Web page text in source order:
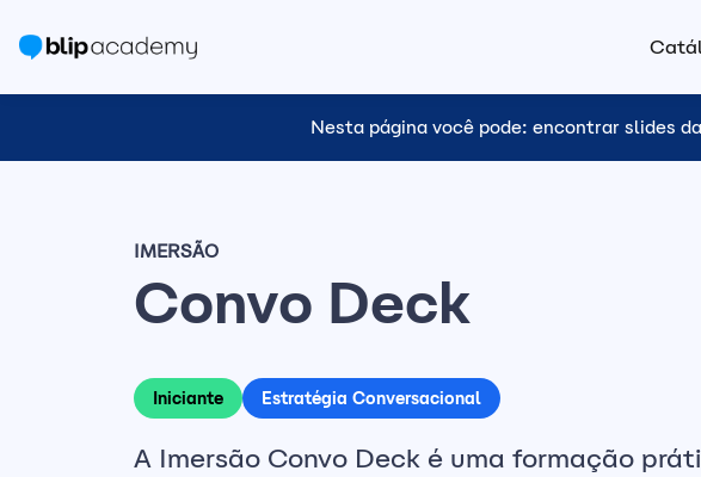
Nesta página você pode: encontrar slides
IMERSÃO
Convo Deck
Iniciante Estratégia Conversacional
A Imersão Convo Deck é uma formação